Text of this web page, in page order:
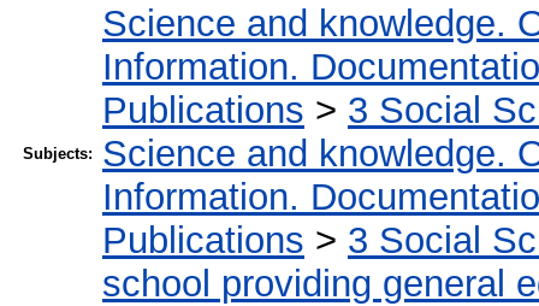
Subjects:
Science and knowledge.
Information.
Publications > 3 Social
Science and knowledge.
Information.
Publications > 3 Social
school providing general